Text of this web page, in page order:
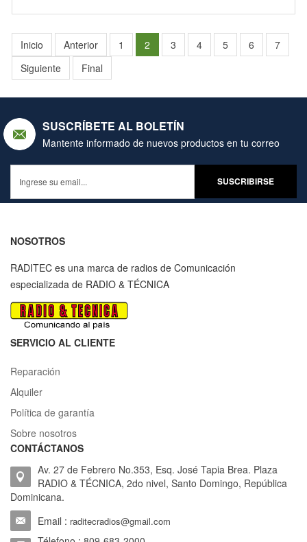
Inicio Anterior 1 2 3 4 5 6
7
Siguiente
Final
SUSCRÍBETE AL BOLETÍN
Mantente informado de nuevos productos en tu correo
NOSOTROS
RADITEC es una marca de radios de Comunicación
especializada de RADIO & TÉCNICA
SERVICIO AL CLIENTE
Reparación
Alquiler
Política de garantía
Sobre nosotros
CONTÁCTANOS
Av. 27 de Febrero No.353, Esq. José Tapia Brea. Plaza
RADIO & TÉCNICA, 2do nivel, Santo Domingo, República
Dominicana.
Email : raditecradios@gmail.com